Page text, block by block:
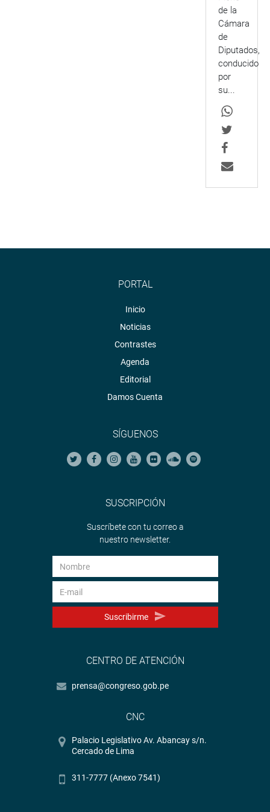
de la
Cámara
de
Diputados,
conducido
por
su...
PORTAL
Inicio
Noticias
Contrastes
Agenda
Editorial
Damos Cuenta
SÍGUENOS
SUSCRIPCIÓN
Suscríbete con tu correo a
nuestro newsletter.
Suscribirme
CENTRO DE ATENCIÓN
prensa@congreso.gob.pe
CNC
Palacio Legislativo Av. Abancay s/n.
Cercado de Lima
311-7777 (Anexo 7541)